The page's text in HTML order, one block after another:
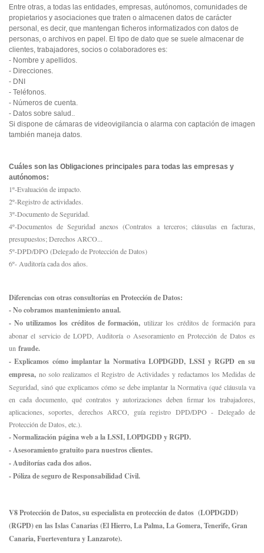
Entre otras, a todas las entidades, empresas, autónomos, comunidades de
propietarios y asociaciones que traten o almacenen datos de carácter
personal, es decir, que mantengan ficheros informatizados con datos de
personas, o archivos en papel. El tipo de dato que se suele almacenar de
clientes, trabajadores, socios o colaboradores es:
- Nombre y apellidos.
- Direcciones.
- DNI
- Teléfonos.
- Números de cuenta.
- Datos sobre salud..
Si dispone de cámaras de videovigilancia o alarma con captación de imagen
también maneja datos.
Cuáles son las Obligaciones principales para todas las empresas y
autónomos:
1º-Evaluación de impacto.
2º-Registro de actividades.
3º-Documento de Seguridad.
4º-Documentos de Seguridad anexos (Contratos a terceros; cláusulas en facturas,
presupuestos; Derechos ARCO...
5º-DPD/DPO (Delegado de Protección de Datos)
6º- Auditoría cada dos años.
Diferencias con otras consultorías en Protección de Datos:
- No cobramos mantenimiento anual.
- No utilizamos los créditos de formación, utilizar los créditos de formación para
abonar el servicio de LOPD, Auditoría o Asesoramiento en Protección de Datos es
un fraude.
- Explicamos cómo implantar la Normativa LOPDGDD, LSSI y RGPD en su
empresa, no solo realizamos el Registro de Actividades y redactamos los Medidas de
Seguridad, sinó que explicamos cómo se debe implantar la Normativa (qué cláusula va
en cada documento, qué contratos y autorizaciones deben firmar los trabajadores,
aplicaciones, soportes, derechos ARCO, guía registro DPD/DPO - Delegado de
Protección de Datos, etc.).
- Normalización página web a la LSSI, LOPDGDD y RGPD.
- Asesoramiento gratuito para nuestros clientes.
- Auditorías cada dos años.
- Póliza de seguro de Responsabilidad Civil.
V8 Protección de Datos, su especialista en protección de datos (LOPDGDD)
(RGPD) en las Islas Canarias (El Hierro, La Palma, La Gomera, Tenerife, Gran
Canaria, Fuerteventura y Lanzarote).